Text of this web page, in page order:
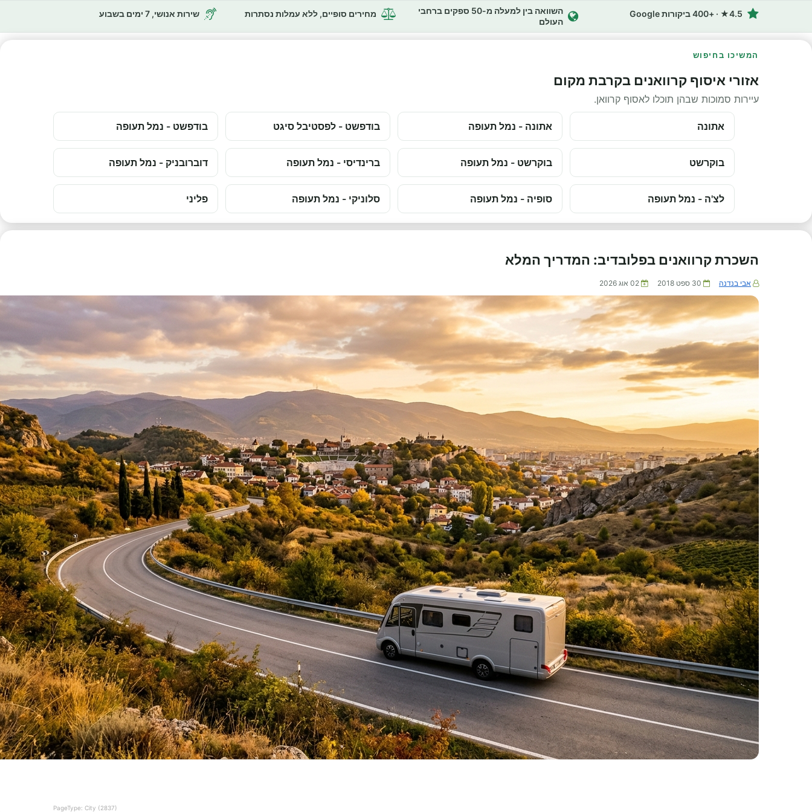
4.5★ · +400 ביקורות Google
השוואה בין למעלה מ-50 ספקים ברחבי
העולם
מחירים סופיים, ללא עמלות נסתרות שירות אנושי, 7 ימים בשבוע
המשיכו בחיפוש
אזורי איסוף קרוואנים בקרבת מקום
עיירות סמוכות שבהן תוכלו לאסוף קרוואן.
אתונה אתונה - נמל תעופה בודפשט - לפסטיבל סיגט בודפשט - נמל תעופה
בוקרשט בוקרשט - נמל תעופה ברינדיסי - נמל תעופה דוברובניק - נמל תעופה
לצ'ה - נמל תעופה סופיה - נמל תעופה סלוניקי - נמל תעופה פליני
השכרת קרוואנים בפלובדיב: המדריך המלא
אבי בנדנה 30 ספט 2018 02 אוג 2026
PageType: City (2837)